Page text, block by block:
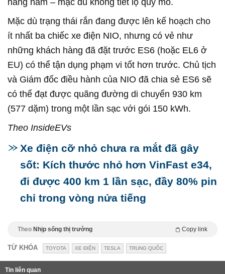
Mặc dù trạng thái rắn đang được lên kế hoạch cho
ít nhất ba chiếc xe điện NIO, nhưng có vẻ như
những khách hàng đã đặt trước ES6 (hoặc EL6 ở
EU) có thể tận dụng phạm vi tốt hơn trước. Chủ tịch
và Giám đốc điều hành của NIO đã chia sẻ ES6 sẽ
có thể đạt được quãng đường di chuyển 930 km
(577 dặm) trong một lần sạc với gói 150 kWh.
Theo InsideEVs
Xe điện cỡ nhỏ chưa ra mắt đã gây
sốt: Kích thước nhỏ hơn VinFast e34,
đi được 400 km 1 lần sạc, đầy 80% pin
chỉ trong vòng nửa tiếng
Theo Nhịp sống thị trường Copy link
TỪ KHÓA TOYOTA XE ĐIỆN TESLA TRUNG QUỐC
Tin liên quan